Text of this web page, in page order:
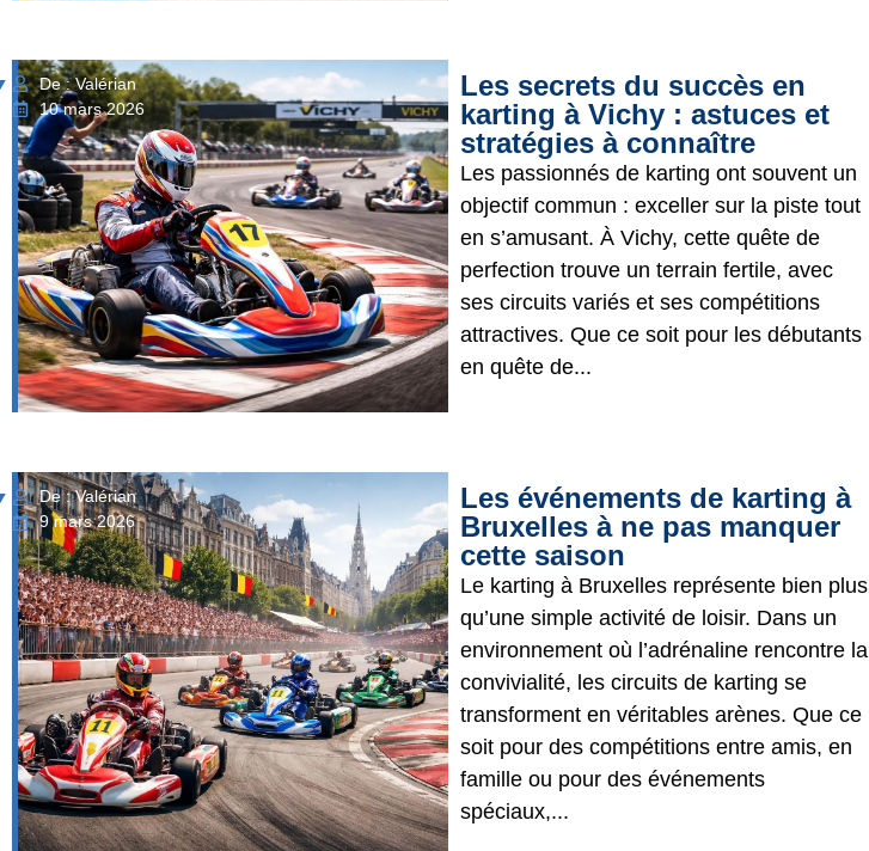
De : Valérian
10 mars 2026
Les secrets du succès en
karting à Vichy : astuces et
stratégies à connaître
Les passionnés de karting ont souvent un
objectif commun : exceller sur la piste tout
en s’amusant. À Vichy, cette quête de
perfection trouve un terrain fertile, avec
ses circuits variés et ses compétitions
attractives. Que ce soit pour les débutants
en quête de...
De : Valérian
9 mars 2026
Les événements de karting à
Bruxelles à ne pas manquer
cette saison
Le karting à Bruxelles représente bien plus
qu’une simple activité de loisir. Dans un
environnement où l’adrénaline rencontre la
convivialité, les circuits de karting se
transforment en véritables arènes. Que ce
soit pour des compétitions entre amis, en
famille ou pour des événements
spéciaux,...